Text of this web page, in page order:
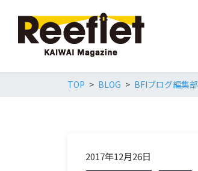
TOP BLOG BFIブログ編集部
2017年12月26日